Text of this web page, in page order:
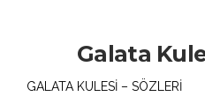
Galata
GALATA KULESİ – SÖZLERİ